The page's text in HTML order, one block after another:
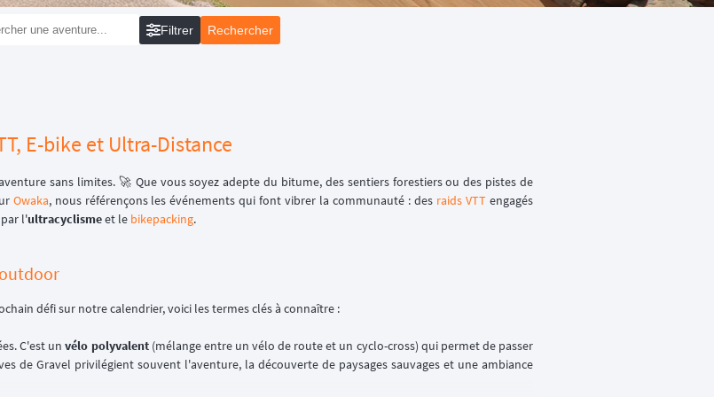
Filtrer
E-bike et Ultra-Distance
sans limites. 🚀 Que vous soyez adepte du bitume, des sentiers forestiers ou des pistes de
Owaka, nous référençons les événements qui font vibrer la communauté : des raids VTT engagés
l'ultracyclismeet le bikepacking.
défi sur notre calendrier, voici les termes clés à connaître :
C'est unvélo polyvalent(mélange entre un vélo de route et un cyclo-cross) qui permet de passer
de Gravel privilégient souvent l'aventure, la découverte de paysages sauvages et une ambiance